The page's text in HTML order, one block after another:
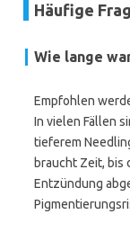
Häufige
Wie lange
Empfohlen
In vielen Fällen
tieferem
braucht Zeit, bis
Entzündung